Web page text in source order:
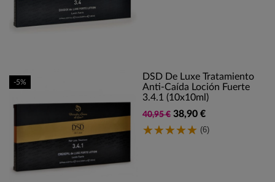
DSD De Luxe Tratamiento
Anti-Caída Loción Fuerte
3.4.1 (10x10ml)
40,95 € 38,90 €
(6)
-5%